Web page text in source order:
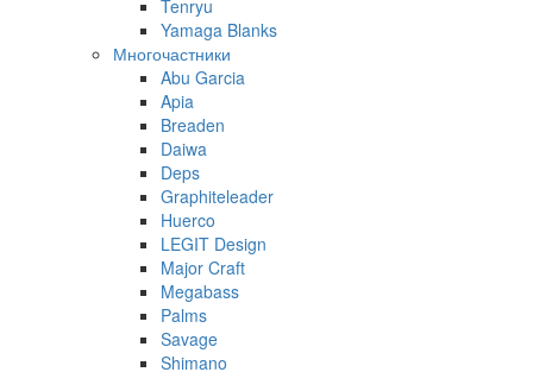
Tenryu
Yamaga Blanks
Многочастники
Abu Garcia
Apia
Breaden
Daiwa
Deps
Graphiteleader
Huerco
LEGIT Design
Major Craft
Megabass
Palms
Savage
Shimano